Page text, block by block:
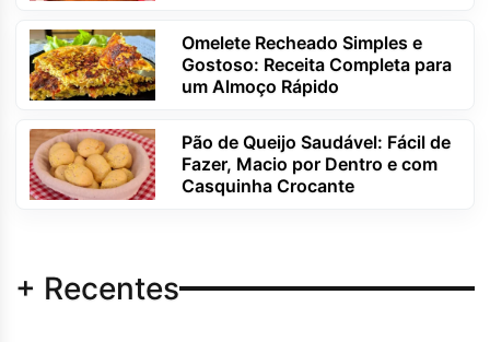
Omelete Recheado Simples e
Gostoso: Receita Completa para
um Almoço Rápido
Pão de Queijo Saudável: Fácil de
Fazer, Macio por Dentro e com
Casquinha Crocante
+ Recentes